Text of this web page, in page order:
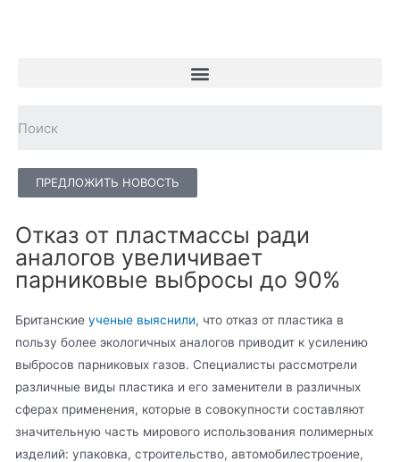
ПРЕДЛОЖИТЬ НОВОСТЬ
Отказ от пластмассы ради
аналогов увеличивает
парниковые выбросы до 90%
Британскиеученые выяснили, что отказ от пластика в
пользу более экологичных аналогов приводит к усилению
выбросов парниковых газов. Специалисты рассмотрели
различные виды пластика и его заменители в различных
сферах применения, которые в совокупности составляют
значительную часть мирового использования полимерных
изделий: упаковка, строительство, автомобилестроение,